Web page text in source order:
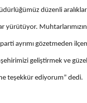
düzenli
yürütüyor.
ayrımı gözetmeden
geliştirmek ve
teşekkür ediyorum” dedi.